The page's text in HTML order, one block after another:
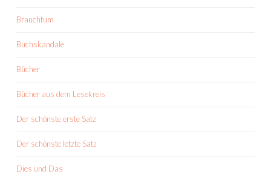
Brauchtum
Buchskandale
Bücher
Bücher aus dem Lesekreis
Der schönste erste Satz
Der schönste letzte Satz
Dies und Das